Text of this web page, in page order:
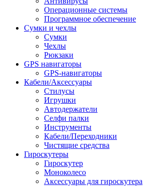
Операционные системы
Программное обеспечение
Сумки и чехлы
Сумки
Чехлы
Рюкзаки
GPS навигаторы
GPS-навигаторы
Кабели/Аксессуары
Стилусы
Игрушки
Автодержатели
Селфи палки
Инструменты
Кабели/Переходники
Чистящие средства
Гироскутеры
Гироскутер
Моноколесо
Аксессуары для гироскутера